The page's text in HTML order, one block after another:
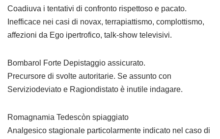
Coadiuva i tentativi di confronto rispettoso e pacato.
Inefficace nei casi di novax, terrapiattismo, complottismo,
affezioni da Ego ipertrofico, talk-show televisivi.
Bombarol Forte Depistaggio assicurato.
Precursore di svolte autoritarie. Se assunto con
Serviziodeviato e Ragiondistato è inutile indagare.
Romagnamia Tedescòn spiaggiato
Analgesico stagionale particolarmente indicato nel caso di